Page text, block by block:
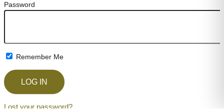
Password
Remember Me
Lost your password?